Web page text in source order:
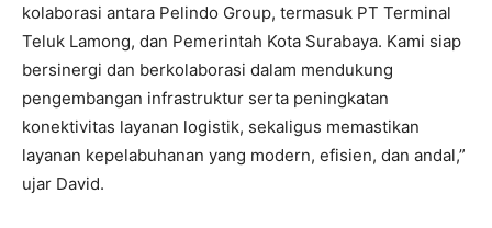
kolaborasi antara Pelindo Group, termasuk PT Terminal
Teluk Lamong, dan Pemerintah Kota Surabaya. Kami siap
bersinergi dan berkolaborasi dalam mendukung
pengembangan infrastruktur serta peningkatan
konektivitas layanan logistik, sekaligus memastikan
layanan kepelabuhanan yang modern, efisien, dan andal,”
ujar David.